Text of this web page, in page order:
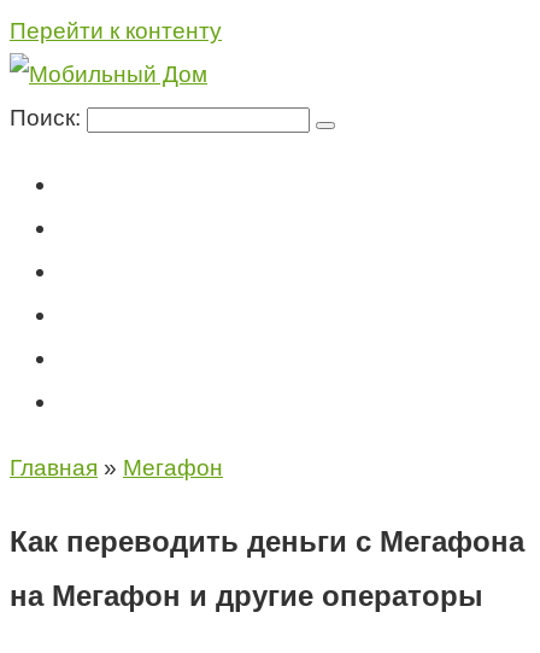
Перейти к контенту
Поиск:
Главная » Мегафон
Как переводить деньги с Мегафона
на Мегафон и другие операторы